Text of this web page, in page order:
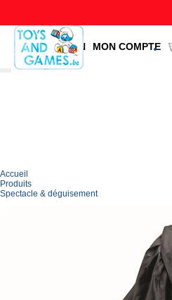
FR NL EN MON COMPTE
Accueil
Produits
Spectacle & déguisement